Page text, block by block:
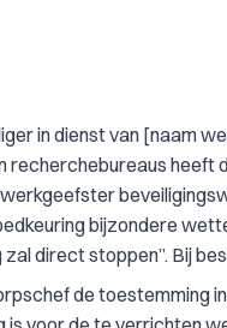
in dienst van [naam
recherchebureaus heeft
bijzondere
direct stoppen”. Bij
de toestemming